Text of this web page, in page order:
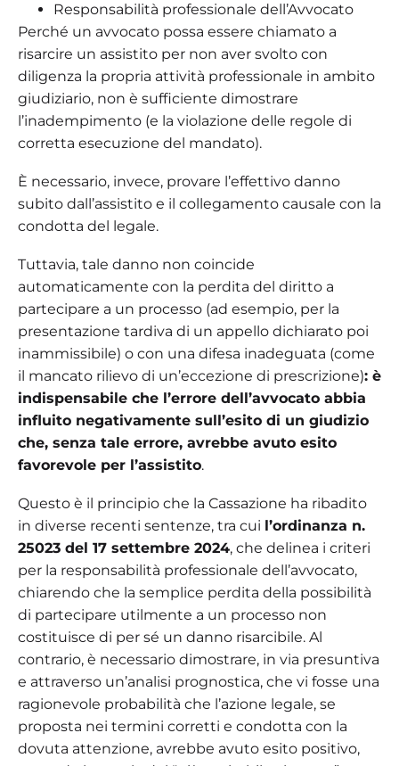
Responsabilità professionale dell’Avvocato
Perché un avvocato possa essere chiamato a
risarcire un assistito per non aver svolto con
diligenza la propria attività professionale in ambito
giudiziario, non è sufficiente dimostrare
l’inadempimento (e la violazione delle regole di
corretta esecuzione del mandato).
È necessario, invece, provare l’effettivo danno
subito dall’assistito e il collegamento causale con la
condotta del legale.
Tuttavia, tale danno non coincide
automaticamente con la perdita del diritto a
partecipare a un processo (ad esempio, per la
presentazione tardiva di un appello dichiarato poi
inammissibile) o con una difesa inadeguata (come
il mancato rilievo di un’eccezione di prescrizione): è
indispensabile che l’errore dell’avvocato abbia
influito negativamente sull’esito di un giudizio
che, senza tale errore, avrebbe avuto esito
favorevole per l’assistito.
Questo è il principio che la Cassazione ha ribadito
in diverse recenti sentenze, tra cui l’ordinanza n.
25023 del 17 settembre 2024, che delinea i criteri
per la responsabilità professionale dell’avvocato,
chiarendo che la semplice perdita della possibilità
di partecipare utilmente a un processo non
costituisce di per sé un danno risarcibile. Al
contrario, è necessario dimostrare, in via presuntiva
e attraverso un’analisi prognostica, che vi fosse una
ragionevole probabilità che l’azione legale, se
proposta nei termini corretti e condotta con la
dovuta attenzione, avrebbe avuto esito positivo,